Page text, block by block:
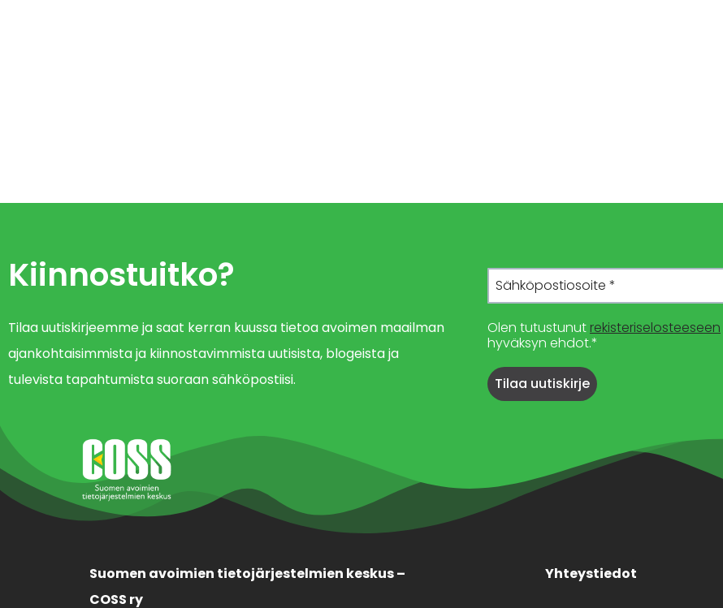
Kiinnostuitko?
Tilaa uutiskirjeemme ja saat kerran kuussa tietoa avoimen maailman
ajankohtaisimmista ja kiinnostavimmista uutisista, blogeista ja
tulevista tapahtumista suoraan sähköpostiisi.
Olen tutustunut rekisteriselosteeseen
hyväksyn ehdot.*
Suomen avoimien tietojärjestelmien keskus –
COSS ry
Yhteystiedot